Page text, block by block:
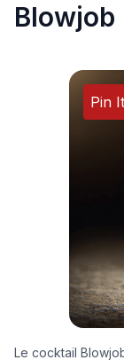
Blowjob
Pin It
Le cocktail